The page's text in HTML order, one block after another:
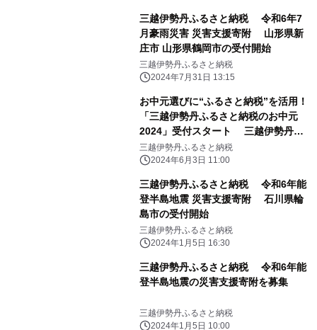
三越伊勢丹ふるさと納税 令和6年7
月豪雨災害 災害支援寄附 山形県新
庄市 山形県鶴岡市の受付開始
三越伊勢丹ふるさと納税
2024年7月31日 13:15
お中元選びに“ふるさと納税”を活用！
「三越伊勢丹ふるさと納税のお中元
2024」受付スタート 三越伊勢丹グ
ループの百貨店包装紙で贈れる返礼品
など盛りだくさん
三越伊勢丹ふるさと納税
2024年6月3日 11:00
三越伊勢丹ふるさと納税 令和6年能
登半島地震 災害支援寄附 石川県輪
島市の受付開始
三越伊勢丹ふるさと納税
2024年1月5日 16:30
三越伊勢丹ふるさと納税 令和6年能
登半島地震の災害支援寄附を募集
三越伊勢丹ふるさと納税
2024年1月5日 10:00